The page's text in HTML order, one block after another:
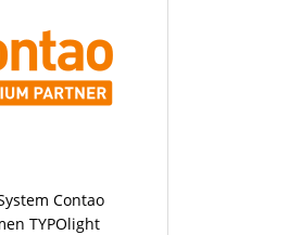
Contao
TYPOlight